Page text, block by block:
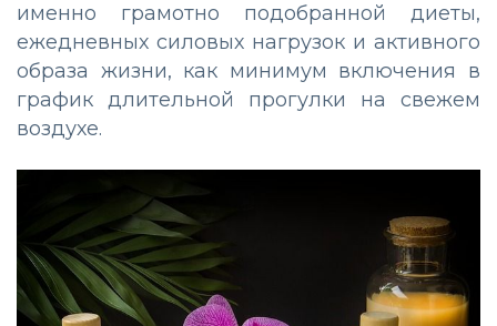
именно грамотно подобранной диеты,
ежедневных силовых нагрузок и активного
образа жизни, как минимум включения в
график длительной прогулки на свежем
воздухе.